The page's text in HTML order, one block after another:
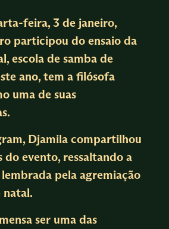
feira, 3 de janeiro,
participou do ensaio da
escola de samba de
ano, tem a filósofa
uma de suas
Djamila compartilhou
do evento, ressaltando a
pela agremiação
natal.
ser uma das